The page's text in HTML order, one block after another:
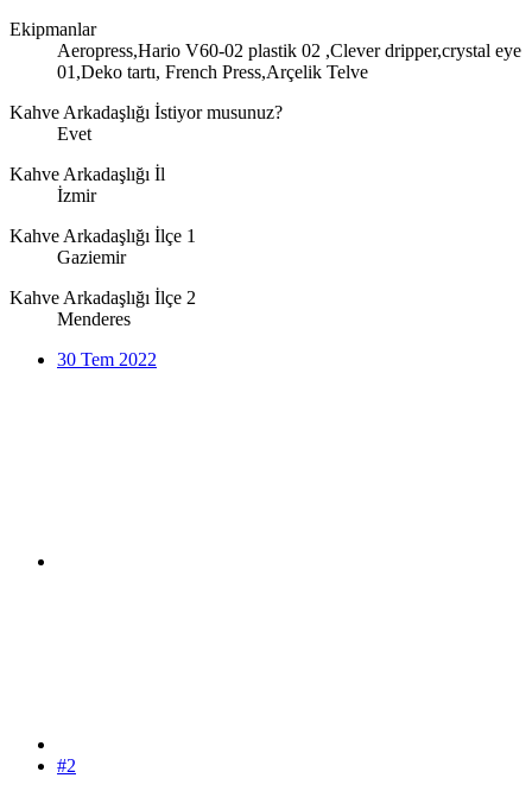
Ekipmanlar
Aeropress,Hario V60-02 plastik 02 ,Clever dripper,crystal eye
01,Deko tartı, French Press,Arçelik Telve
Kahve Arkadaşlığı İstiyor musunuz?
Evet
Kahve Arkadaşlığı İl
İzmir
Kahve Arkadaşlığı İlçe 1
Gaziemir
Kahve Arkadaşlığı İlçe 2
Menderes
30 Tem 2022
#2